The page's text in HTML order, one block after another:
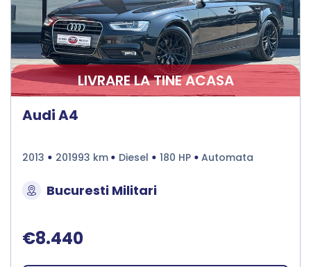
LIVRARE LA TINE ACASA
Audi A4
2013 201993 km Diesel 180 HP Automata
Bucuresti Militari
€8.440